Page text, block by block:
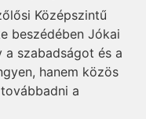
Középszintű
beszédében Jókai
szabadságot és a
hanem közös
a